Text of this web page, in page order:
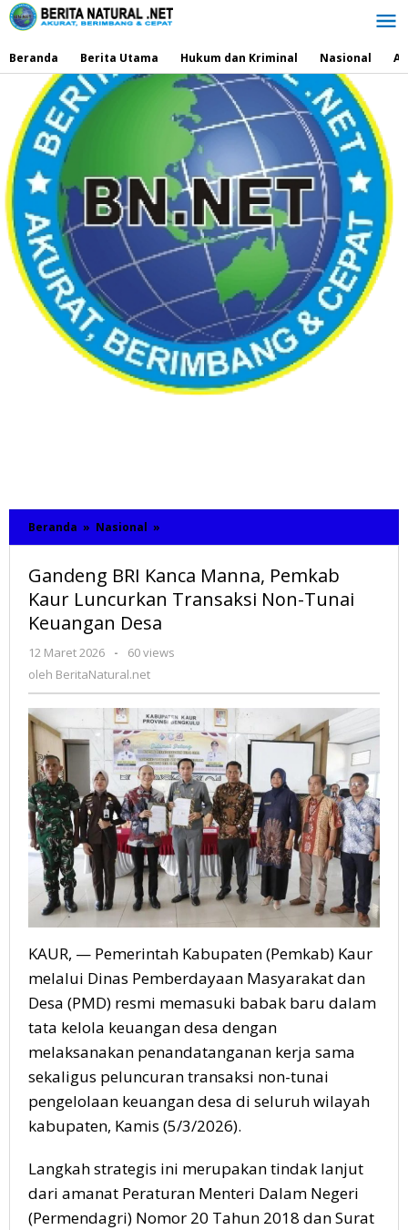
Lewati
ke
Beranda
Berita Utama Hukum dan Kriminal Nasional
Beranda » Nasional »
BRI
Manna,
Pemkab
Kaur
Non-
Keuangan
Desa
Gandeng BRI Kanca Manna, Pemkab
Kaur Luncurkan Transaksi Non-Tunai
Keuangan Desa
12 Maret 2026
oleh
BeritaNatural.net
-
60 views
oleh BeritaNatural.net
KAUR, — Pemerintah Kabupaten (Pemkab) Kaur
melalui Dinas Pemberdayaan Masyarakat dan
Desa (PMD) resmi memasuki babak baru dalam
tata kelola keuangan desa dengan
melaksanakan penandatanganan kerja sama
sekaligus peluncuran transaksi non-tunai
pengelolaan keuangan desa di seluruh wilayah
kabupaten, Kamis (5/3/2026).
Langkah strategis ini merupakan tindak lanjut
dari amanat Peraturan Menteri Dalam Negeri
(Permendagri) Nomor 20 Tahun 2018 dan Surat